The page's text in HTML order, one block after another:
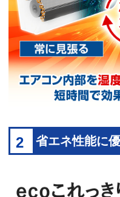
2 省エネ性能に